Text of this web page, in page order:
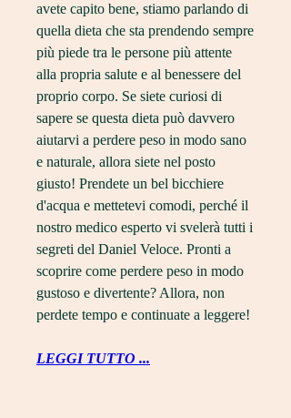
avete capito bene, stiamo parlando di
quella dieta che sta prendendo sempre
più piede tra le persone più attente
alla propria salute e al benessere del
proprio corpo. Se siete curiosi di
sapere se questa dieta può davvero
aiutarvi a perdere peso in modo sano
e naturale, allora siete nel posto
giusto! Prendete un bel bicchiere
d'acqua e mettetevi comodi, perché il
nostro medico esperto vi svelerà tutti i
segreti del Daniel Veloce. Pronti a
scoprire come perdere peso in modo
gustoso e divertente? Allora, non
perdete tempo e continuate a leggere!
LEGGI TUTTO ...